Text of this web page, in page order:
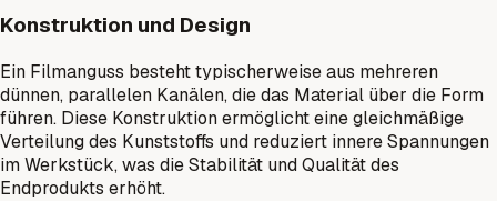
Konstruktion und Design
Ein Filmanguss besteht typischerweise aus mehreren
dünnen, parallelen Kanälen, die das Material über die Form
führen. Diese Konstruktion ermöglicht eine gleichmäßige
Verteilung des Kunststoffs und reduziert innere Spannungen
im Werkstück, was die Stabilität und Qualität des
Endprodukts erhöht.